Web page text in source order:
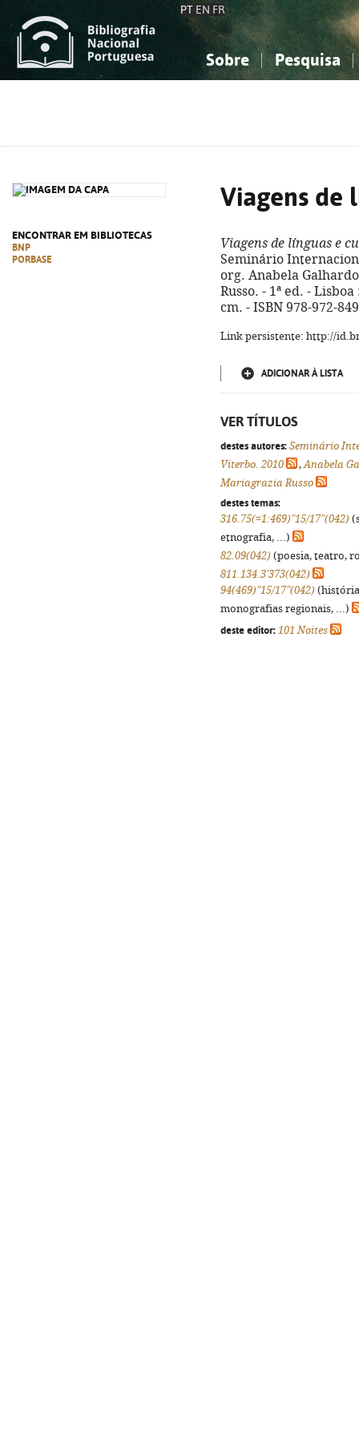
PT EN FR
Sobre Pesquisa
ENCONTRAR EM BIBLIOTECAS
BNP
PORBASE
Viagens de
Viagens de línguas e
Seminário
org. Anabela
Russo. - 1ª ed. -
cm. - ISBN 978-972-
Link persistente: http://
ADICIONAR À LISTA
VER TÍTULOS
destes autores: Seminário
Viterbo. 2010
,Anabela
Mariagrazia Russo
destes temas:
316.75(=1:469)"15/17"(042)
etnografia, ...)
82.09(042) (poesia, teatro,
811.134.3'373(042)
94(469)"15/17"(042)
monografias regionais, ...)
deste editor: 101 Noites